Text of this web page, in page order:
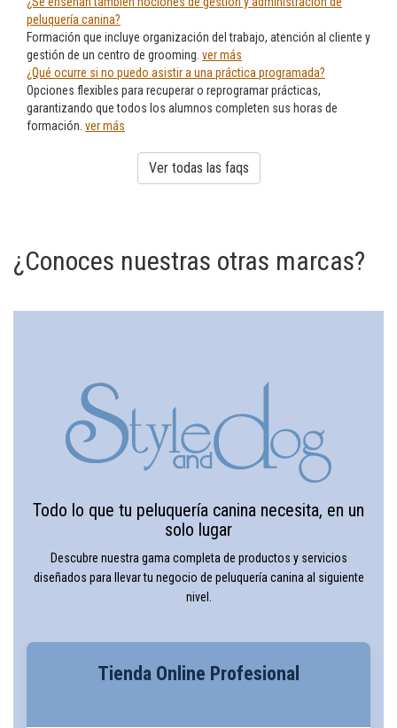
peluquería canina?
Formación que incluye organización del trabajo, atención al cliente y
gestión de un centro de grooming. ver más
¿Qué ocurre si no puedo asistir a una práctica programada?
Opciones flexibles para recuperar o reprogramar prácticas,
garantizando que todos los alumnos completen sus horas de
formación. ver más
Ver todas las faqs
¿Conoces nuestras otras marcas?
Todo lo que tu peluquería canina necesita, en un
solo lugar
Descubre nuestra gama completa de productos y servicios
diseñados para llevar tu negocio de peluquería canina al siguiente
nivel.
Tienda Online Profesional